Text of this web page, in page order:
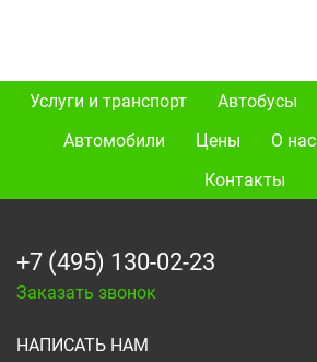
Услуги и транспорт Автобусы
Автомобили
Цены О нас
Контакты
+7 (495) 130-02-23
Заказать звонок
НАПИСАТЬ НАМ